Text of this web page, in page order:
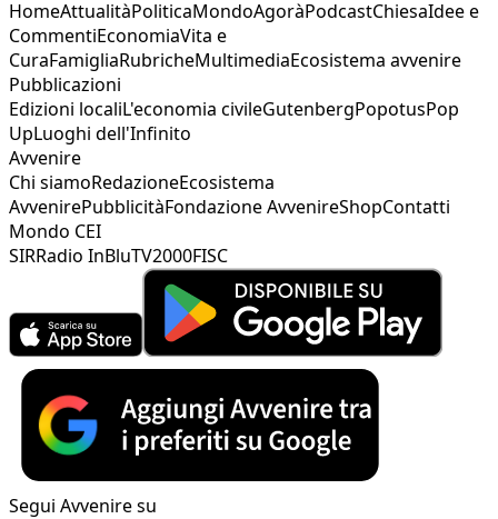
HomeAttualitàPoliticaMondoAgoràPodcastChiesaIdee e
CommentiEconomiaVita e
CuraFamigliaRubricheMultimediaEcosistema avvenire
Pubblicazioni
Edizioni localiL'economia civileGutenbergPopotusPop
UpLuoghi dell'Infinito
Avvenire
Chi siamoRedazioneEcosistema
AvvenirePubblicitàFondazione AvvenireShopContatti
Mondo CEI
SIRRadio InBluTV2000FISC
Segui Avvenire su